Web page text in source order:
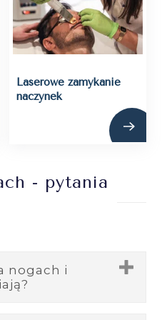
Laserowe zamykanie
naczynek
- pytania
nogach i